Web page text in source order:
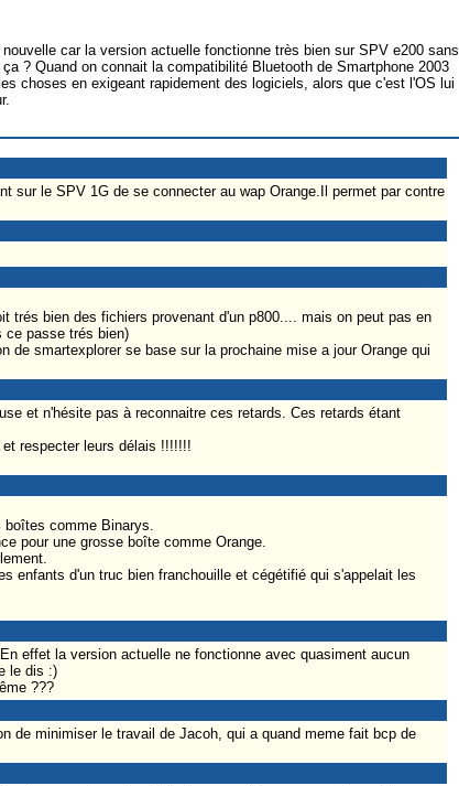
car la version actuelle fonctionne très bien sur SPV e200 sans
? Quand on connait la compatibilité Bluetooth de Smartphone 2003
choses en exigeant rapidement des logiciels, alors que c'est l'OS lui
sur le SPV 1G de se connecter au wap Orange.Il permet par contre
trés bien des fichiers provenant d'un p800.... mais on peut pas en
ce passe trés bien)
de smartexplorer se base sur la prochaine mise a jour Orange qui
et n'hésite pas à reconnaitre ces retards. Ces retards étant
respecter leurs délais !!!!!!!
comme Binarys.
pour une grosse boîte comme Orange.
enfants d'un truc bien franchouille et cégétifié qui s'appelait les
effet la version actuelle ne fonctionne avec quasiment aucun
le dis :)
???
de minimiser le travail de Jacoh, qui a quand meme fait bcp de